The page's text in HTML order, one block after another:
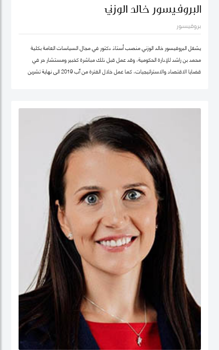
البروفيسور خالد الوزني
بروفيسور
يشغل البروفيسور خالد الوزني منصب أستاذ دكتور في مجال السياسات العامة بكلية
محمد بن راشد للإدارة الحكومية، وقد عمل قبل ذلك مباشرة كخبير ومستشار حر في
قضايا الاقتصاد والاستراتيجيات، كما عمل خلال الفترة من آب 2019 الى نهاية تشرين
سابقا كبير الاقتصاديين/خبير ومحلل مالي واقتصادي واستراتيجيات- وشريك مؤسس في
ورئيسا تنفيذيا لسرايا العقبة، وتعمير الاردنية القابضة ودارات الأردنية القابضة.